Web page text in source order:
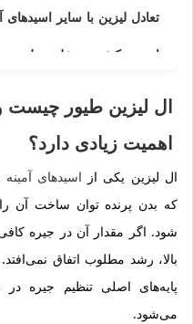
تعادل لیزین با سایر اسیدهای
اهمیت کیفیت و خلوص لیزین
ال لیزین طیور چیست
اهمیت زیادی دارد؟
ال لیزین یکی از اسیدهای آمینه
که بدن پرنده توان ساخت آن
شود. اگر مقدار آن در جیره
بالا، رشد مطلوب اتفاق
پایه‌های اصلی تنظیم جیره
می‌شود.